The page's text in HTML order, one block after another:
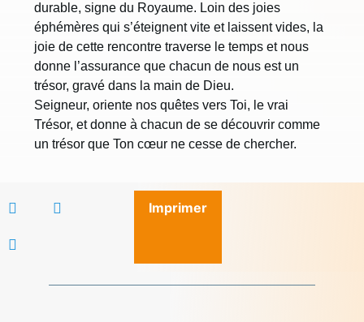
durable, signe du Royaume. Loin des joies
éphémères qui s’éteignent vite et laissent vides, la
joie de cette rencontre traverse le temps et nous
donne l’assurance que chacun de nous est un
trésor, gravé dans la main de Dieu.
Seigneur, oriente nos quêtes vers Toi, le vrai
Trésor, et donne à chacun de se découvrir comme
un trésor que Ton cœur ne cesse de chercher.
Imprimer